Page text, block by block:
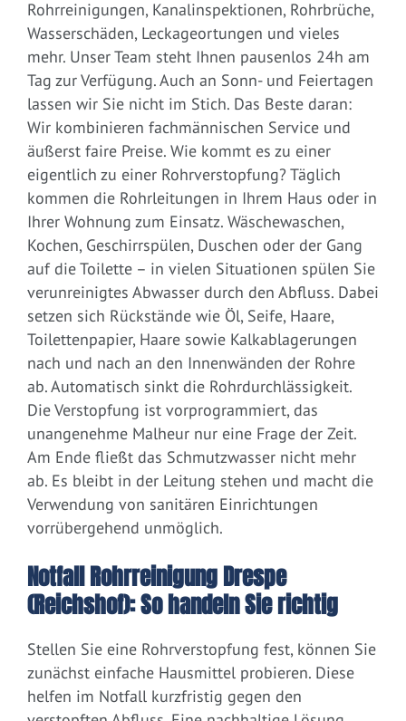
Rohrreinigungen, Kanalinspektionen, Rohrbrüche,
Wasserschäden, Leckageortungen und vieles
mehr. Unser Team steht Ihnen pausenlos 24h am
Tag zur Verfügung. Auch an Sonn- und Feiertagen
lassen wir Sie nicht im Stich. Das Beste daran:
Wir kombinieren fachmännischen Service und
äußerst faire Preise. Wie kommt es zu einer
eigentlich zu einer Rohrverstopfung? Täglich
kommen die Rohrleitungen in Ihrem Haus oder in
Ihrer Wohnung zum Einsatz. Wäschewaschen,
Kochen, Geschirrspülen, Duschen oder der Gang
auf die Toilette – in vielen Situationen spülen Sie
verunreinigtes Abwasser durch den Abfluss. Dabei
setzen sich Rückstände wie Öl, Seife, Haare,
Toilettenpapier, Haare sowie Kalkablagerungen
nach und nach an den Innenwänden der Rohre
ab. Automatisch sinkt die Rohrdurchlässigkeit.
Die Verstopfung ist vorprogrammiert, das
unangenehme Malheur nur eine Frage der Zeit.
Am Ende fließt das Schmutzwasser nicht mehr
ab. Es bleibt in der Leitung stehen und macht die
Verwendung von sanitären Einrichtungen
vorrübergehend unmöglich.
Notfall Rohrreinigung Drespe
(Reichshof): So handeln Sie richtig
Stellen Sie eine Rohrverstopfung fest, können Sie
zunächst einfache Hausmittel probieren. Diese
helfen im Notfall kurzfristig gegen den